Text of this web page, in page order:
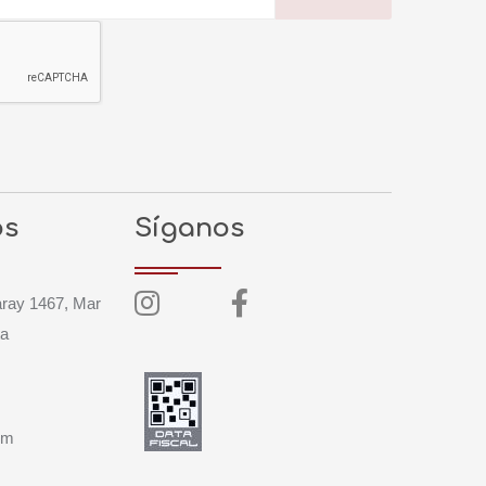
1467, Mar
Síganos